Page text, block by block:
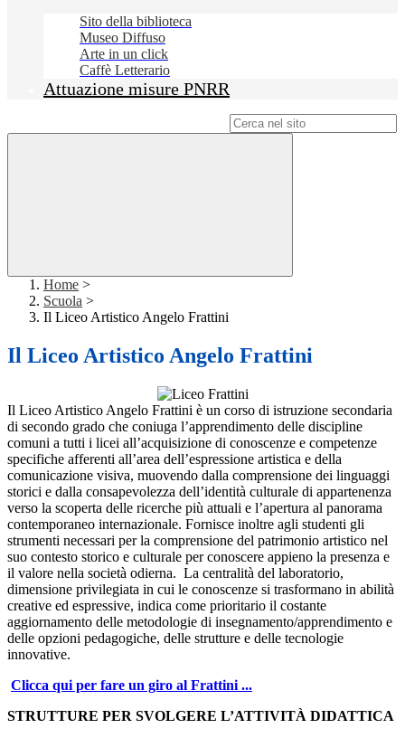
Sito della biblioteca
Museo Diffuso
Arte in un click
Caffè Letterario
Attuazione misure PNRR
Home >
Scuola >
Il Liceo Artistico Angelo Frattini
Il Liceo Artistico Angelo Frattini
Il Liceo Artistico Angelo Frattini è un corso di istruzione secondaria
di secondo grado che coniuga l’apprendimento delle discipline
comuni a tutti i licei all’acquisizione di conoscenze e competenze
specifiche afferenti all’area dell’espressione artistica e della
comunicazione visiva, muovendo dalla comprensione dei linguaggi
storici e dalla consapevolezza dell’identità culturale di appartenenza
verso la scoperta delle ricerche più attuali e l’apertura al panorama
contemporaneo internazionale. Fornisce inoltre agli studenti gli
strumenti necessari per la comprensione del patrimonio artistico nel
suo contesto storico e culturale per conoscere appieno la presenza e
il valore nella società odierna. La centralità del laboratorio,
dimensione privilegiata in cui le conoscenze si trasformano in abilità
creative ed espressive, indica come prioritario il costante
aggiornamento delle metodologie di insegnamento/apprendimento e
delle opzioni pedagogiche, delle strutture e delle tecnologie
innovative.
Clicca qui per fare un giro al Frattini ...
STRUTTURE PER SVOLGERE L’ATTIVITÀ DIDATTICA